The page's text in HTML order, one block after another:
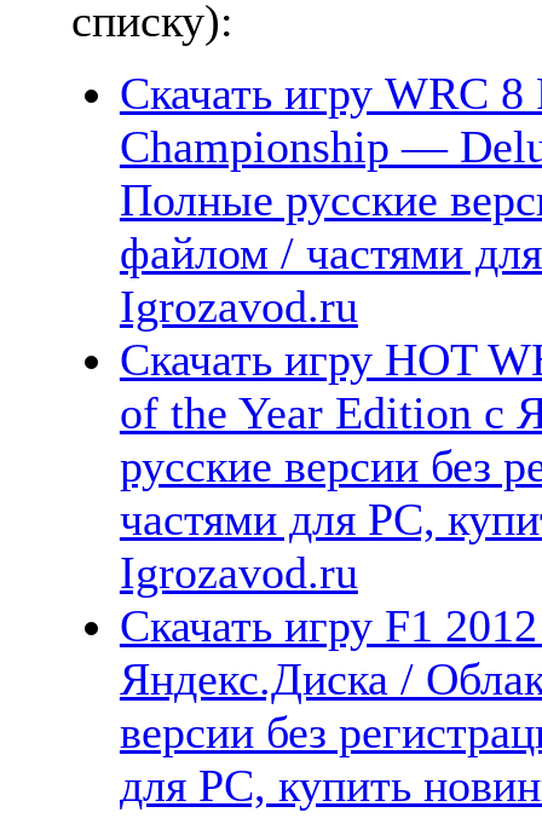
списку):
Скачать игру WRC
Championship —
Полные русские
файлом / частями
Igrozavod.ru
Скачать игру HOT
of the Year Edition с
русские версии без
частями для PC,
Igrozavod.ru
Скачать игру F1
Яндекс.Диска /
версии без
для PC, купить